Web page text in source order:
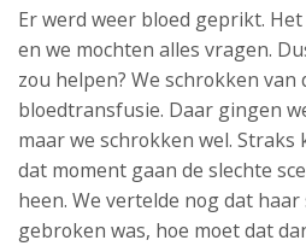
Er werd weer bloed geprikt.
en we mochten alles vragen.
zou helpen? We schrokken van
bloedtransfusie. Daar gingen
maar we schrokken wel. Straks
dat moment gaan de slechte
heen. We vertelde nog dat
gebroken was, hoe moet dat